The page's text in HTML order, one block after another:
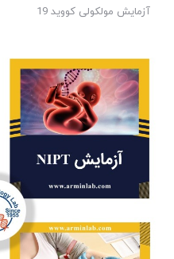
آزمایش مولکولی کووید 19